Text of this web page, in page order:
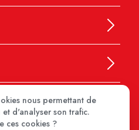
nous permettant de
d'analyser son trafic.
ces cookies ?